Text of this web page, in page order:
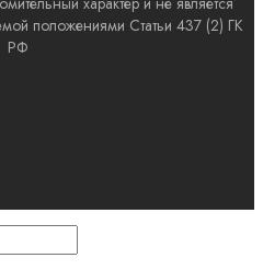
положениями Статьи 437 (2) ГК
РФ